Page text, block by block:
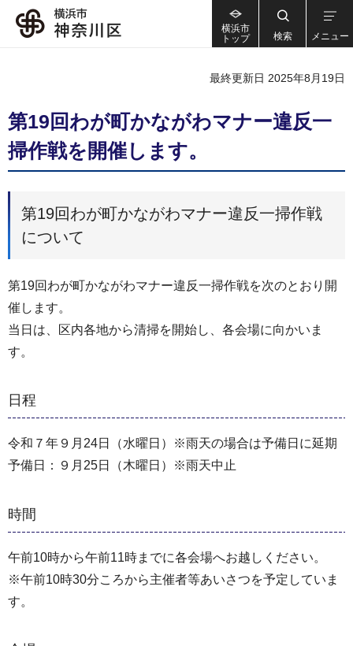
横浜市
トップ
検索 メニュー
最終更新日 2025年8月19日
第19回わが町かながわマナー違反一
掃作戦を開催します。
第19回わが町かながわマナー違反一掃作戦
について
第19回わが町かながわマナー違反一掃作戦を次のとおり開
催します。
当日は、区内各地から清掃を開始し、各会場に向かいま
す。
日程
令和７年９月24日（水曜日）※雨天の場合は予備日に延期
予備日：９月25日（木曜日）※雨天中止
時間
午前10時から午前11時までに各会場へお越しください。
※午前10時30分ころから主催者等あいさつを予定していま
す。